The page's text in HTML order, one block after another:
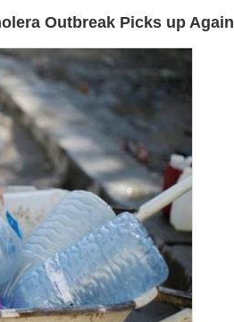
Outbreak Picks up Again